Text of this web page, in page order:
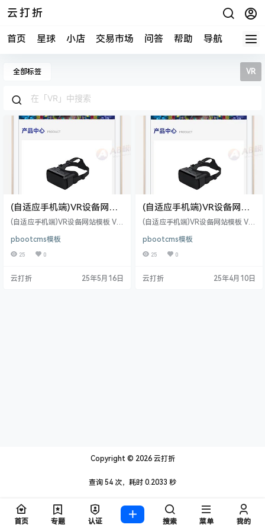
云打折
首页 星球 小店 交易市场 问答 帮助 导航 快报
全部标签 VR
(自适应手机端)VR设备网站
模板 VR眼睛网站源码下载
(自适应手机端)VR设备网站模板 VR
开发的网站模板，该模板适用于VR
设备网站模板、VR眼睛网站源码等
可； 自适应手机端，同一个后台，
pbootcms模板
25 0
云打折 25年5月16日
(自适应手机端)VR设备网站
模板 VR眼睛网站源码下载
(自适应手机端)VR设备网站模板 VR
开发的网站模板，该模板适用于VR
设备网站模板、VR眼睛网站源码等
可； 自适应手机端，同一个后台，
pbootcms模板
25 0
云打折 25年4月10日
Copyright © 2026云打折
查询 54 次，耗时 0.2033 秒
首页 专题 认证 搜索 菜单 我的